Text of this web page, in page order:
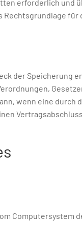
erforderlich und
für
der Speicherung
wenn eine durch
Computersystem